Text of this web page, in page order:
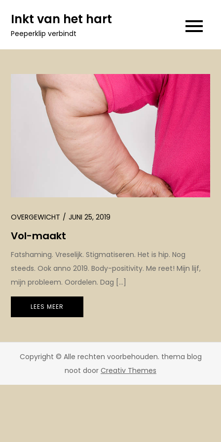
inhoud
Inkt van het hart
Peeperklip verbindt
OVERGEWICHT JUNI 25, 2019
Vol-maakt
Fatshaming. Vreselijk. Stigmatiseren. Het is hip. Nog
steeds. Ook anno 2019. Body-positivity. Me reet! Mijn lijf,
mijn probleem. Oordelen. Dag […]
LEES MEER
Copyright © Alle rechten voorbehouden. thema blog
noot door Creativ Themes